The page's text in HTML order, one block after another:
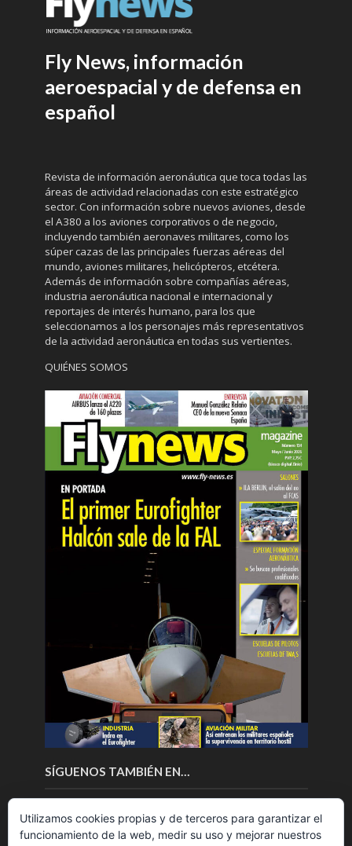
Fly News, información
aeroespacial y de defensa en
español
Revista de información aeronáutica que toca todas las
áreas de actividad relacionadas con este estratégico
sector. Con información sobre nuevos aviones, desde
el A380 a los aviones corporativos o de negocio,
incluyendo también aeronaves militares, como los
súper cazas de las principales fuerzas aéreas del
mundo, aviones militares, helicópteros, etcétera.
Además de información sobre compañías aéreas,
industria aeronáutica nacional e internacional y
reportajes de interés humano, para los que
seleccionamos a los personajes más representativos
de la actividad aeronáutica en todas sus vertientes.
QUIÉNES SOMOS
SÍGUENOS TAMBIÉN EN…
Utilizamos cookies propias y de terceros para garantizar el
funcionamiento de la web, medir su uso y mejorar nuestros